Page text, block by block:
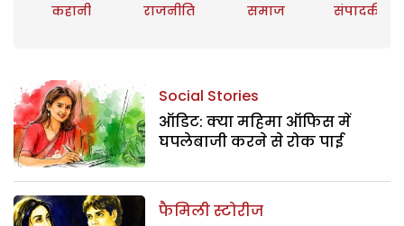
कहानी राजनीति समाज संपादकीय
Social Stories
ऑडिट: क्या महिमा ऑफिस में
घपलेबाजी करने से रोक पाई
फैमिली स्टोरीज